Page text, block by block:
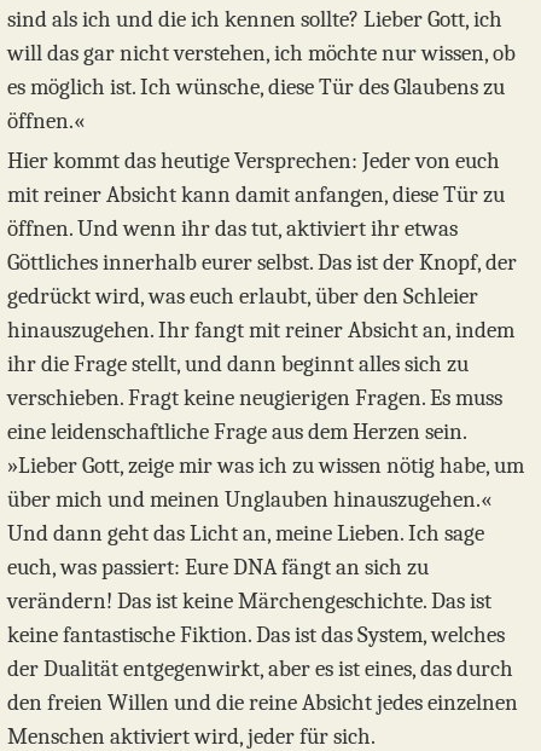
sind als ich und die ich kennen sollte? Lieber Gott, ich
will das gar nicht verstehen, ich möchte nur wissen, ob
es möglich ist. Ich wünsche, diese Tür des Glaubens zu
öffnen.«
Hier kommt das heutige Versprechen: Jeder von euch
mit reiner Absicht kann damit anfangen, diese Tür zu
öffnen. Und wenn ihr das tut, aktiviert ihr etwas
Göttliches innerhalb eurer selbst. Das ist der Knopf, der
gedrückt wird, was euch erlaubt, über den Schleier
hinauszugehen. Ihr fangt mit reiner Absicht an, indem
ihr die Frage stellt, und dann beginnt alles sich zu
verschieben. Fragt keine neugierigen Fragen. Es muss
eine leidenschaftliche Frage aus dem Herzen sein.
»Lieber Gott, zeige mir was ich zu wissen nötig habe, um
über mich und meinen Unglauben hinauszugehen.«
Und dann geht das Licht an, meine Lieben. Ich sage
euch, was passiert: Eure DNA fängt an sich zu
verändern! Das ist keine Märchengeschichte. Das ist
keine fantastische Fiktion. Das ist das System, welches
der Dualität entgegenwirkt, aber es ist eines, das durch
den freien Willen und die reine Absicht jedes einzelnen
Menschen aktiviert wird, jeder für sich.